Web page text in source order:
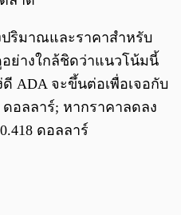
ริมาณและราคาสำหรับ
ย่างใกล้ชิดว่าแนวโน้มนี้
ADA จะขึ้นต่อเพื่อเจอกับ
อลลาร์; หากราคาลดลง
ดอลลาร์